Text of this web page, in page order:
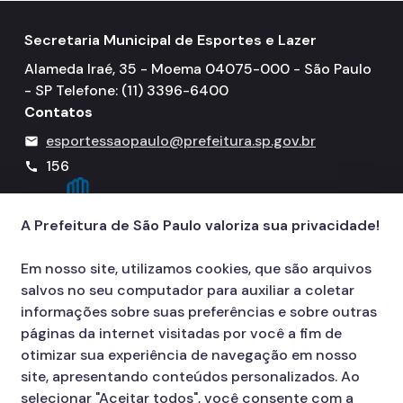
Obras nos CEs
Centro Olímpico
Clubes da Comunidade
Centro de Esportes Radicais
CERET
Pistas de Skate
Núcleo de Alto Rendimento
Outros
Secretaria Municipal de Esportes e Lazer
Alameda Iraé, 35 - Moema 04075-000 - São Paulo
- SP Telefone: (11) 3396-6400
Contatos
mail esportessaopaulo@prefeitura.sp.gov.br
call 156
A Prefeitura de São Paulo valoriza sua privacidade!
Em nosso site, utilizamos cookies, que são arquivos
salvos no seu computador para auxiliar a coletar
informações sobre suas preferências e sobre outras
páginas da internet visitadas por você a fim de
otimizar sua experiência de navegação em nosso
site, apresentando conteúdos personalizados. Ao
selecionar "Aceitar todos", você consente com a